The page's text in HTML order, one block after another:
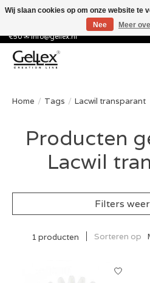
✅ Voor 15:00 besteld, de volgende
€50 ✉info@gellex.nl
Home / Tags / Lacwil transparant
Producten
Lacwil
Filters
1 producten Sorteren op
Wij slaan cookies op om onze website te
Nee
Meer